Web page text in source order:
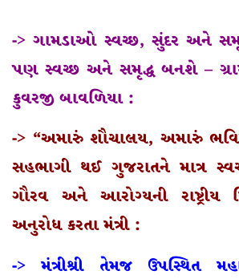
-> ગામડાઓ સ્વચ્છ, સુંદર અને
પણ સ્વચ્છ અને સમૃદ્ધ બનશે – ગ્રામ
કુવરજી બાવળિયા :
-> “અમારું શૌચાલય, અમારું
સહભાગી થઈ ગુજરાતને માત્ર
ગૌરવ અને આરોગ્યની રાષ્ટ્રીય
અનુરોધ કરતા મંત્રી :
-> મંત્રીશ્રી તેમજ ઉપસ્થિત